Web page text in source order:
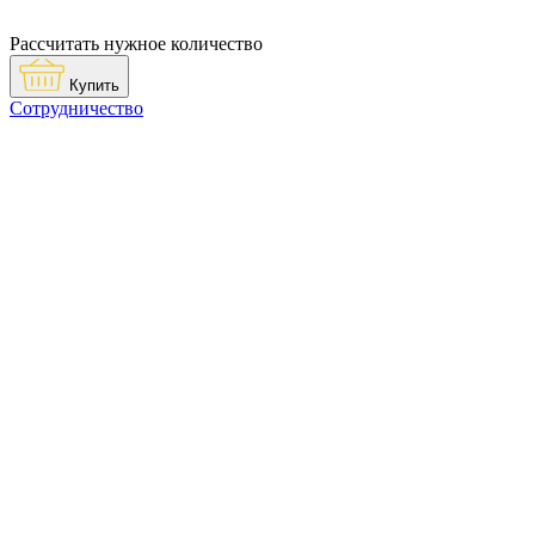
Рассчитать нужное количество
Купить
Сотрудничество